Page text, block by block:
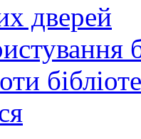
дверей